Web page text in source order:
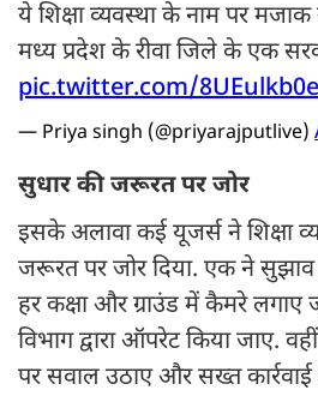
ये शिक्षा व्यवस्था के नाम पर मजाक
मध्य प्रदेश के रीवा जिले के एक
pic.twitter.com/
— Priya singh (@priyarajputlive)
सुधार की जरूरत पर जोर
इसके अलावा कई यूजर्स ने शिक्षा
जरूरत पर जोर दिया. एक ने सुझाव
हर कक्षा और ग्राउंड में कैमरे लगाए
विभाग द्वारा ऑपरेट किया जाए.
पर सवाल उठाए और सख्त